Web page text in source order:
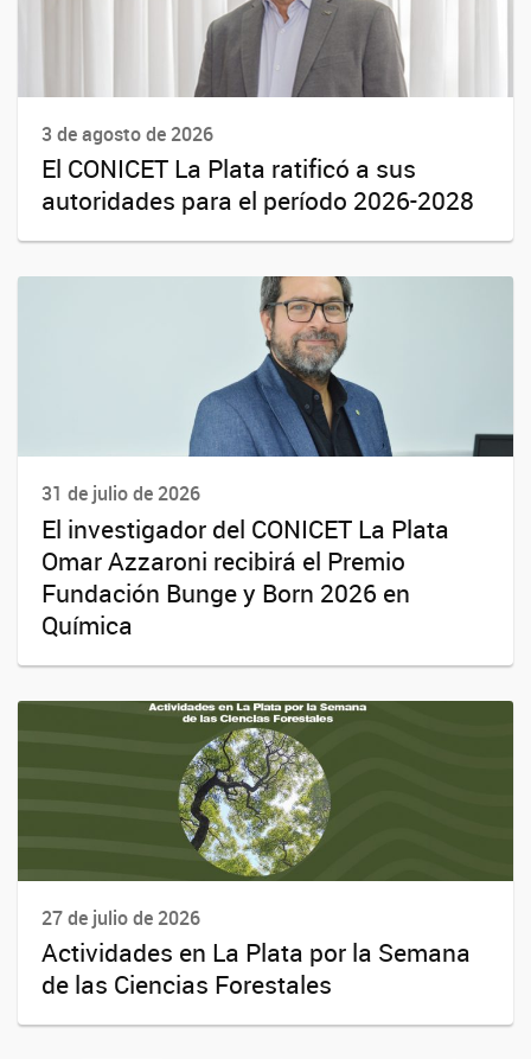
3 de agosto de 2026
El CONICET La Plata ratificó a sus
autoridades para el período 2026-2028
31 de julio de 2026
El investigador del CONICET La Plata
Omar Azzaroni recibirá el Premio
Fundación Bunge y Born 2026 en
Química
27 de julio de 2026
Actividades en La Plata por la Semana
de las Ciencias Forestales